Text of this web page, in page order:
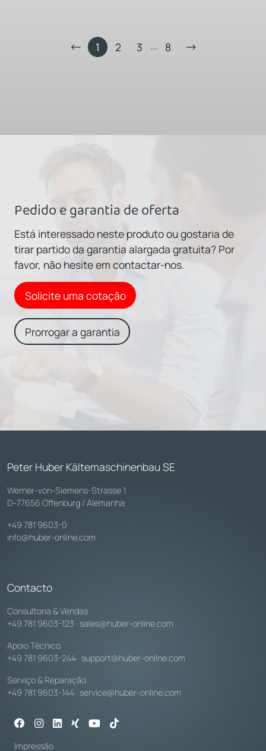
1 2 3 ... 8
Pedido e garantia de oferta
Está interessado neste produto ou gostaria de
tirar partido da garantia alargada gratuita? Por
favor, não hesite em contactar-nos.
Solicite uma cotação
Prorrogar a garantia
Peter Huber Kältemaschinenbau SE
Werner-von-Siemens-Strasse 1
D-77656 Offenburg / Alemanha
+49 781 9603-0
info@huber-online.com
Contacto
Consultoria & Vendas
+49 781 9603-123 · sales@huber-online.com
Apoio Técnico
+49 781 9603-244 · support@huber-online.com
Serviço & Reparação
+49 781 9603-144 · service@huber-online.com
Impressão